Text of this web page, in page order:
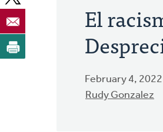
El
February 4, 2022
Rudy Gonzalez